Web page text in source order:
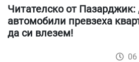
Читателско от Пазарджик:
автомобили превзеха
да си влезем!